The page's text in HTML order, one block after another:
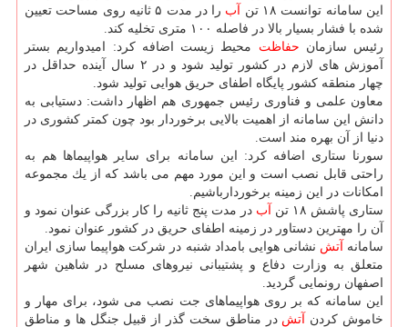
این سامانه توانست ۱۸ تن
آب
را در مدت ۵ ثانیه روی مساحت تعیین
شده با فشار بسیار بالا در فاصله ۱۰۰ متری تخلیه كند.
رئیس سازمان حفاظت محیط زیست اضافه كرد: امیدواریم بستر
آموزش های لازم در كشور تولید شود و در ۲ سال آینده حداقل در
چهار منطقه كشور پایگاه اطفای حریق هوایی تولید شود.
معاون علمی و فناوری رئیس جمهوری هم اظهار داشت: دستیابی به
دانش این سامانه از اهمیت بالایی برخوردار بود چون كمتر كشوری در
دنیا از آن بهره مند است.
سورنا ستاری اضافه كرد: این سامانه برای سایر هواپیماها هم به
راحتی قابل نصب است و این مورد مهم می باشد كه از یك مجموعه
امكانات در این زمینه برخوردارباشیم.
ستاری پاشش ۱۸ تن
آب در مدت پنج ثانیه را كار بزرگی عنوان نمود و
آن را مهترین دستاور در زمینه اطفای حریق در كشور عنوان نمود.
سامانه آتش نشانی هوایی بامداد شنبه در شركت هواپیما سازی ایران
متعلق به وزارت دفاع و پشتیبانی نیروهای مسلح در شاهین شهر
اصفهان رونمایی گردید.
این سامانه كه بر روی هواپیماهای جت نصب می شود، برای مهار و
خاموش كردن آتش در مناطق سخت گذر از قبیل جنگل ها و مناطق